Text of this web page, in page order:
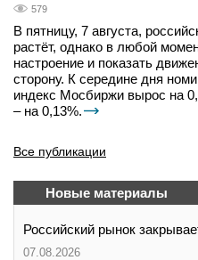
579
В пятницу, 7 августа,
растёт, однако в любой
настроение и показать
сторону. К середине дня
индекс Мосбиржи вырос на
– на 0,13%.
Все публикации
Новые материалы
Российский рынок
07.08.2026